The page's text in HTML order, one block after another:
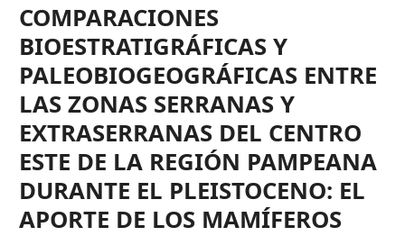
COMPARACIONES
BIOESTRATIGRÁFICAS Y
PALEOBIOGEOGRÁFICAS ENTRE
LAS ZONAS SERRANAS Y
EXTRASERRANAS DEL CENTRO
ESTE DE LA REGIÓN PAMPEANA
DURANTE EL PLEISTOCENO: EL
APORTE DE LOS MAMÍFEROS